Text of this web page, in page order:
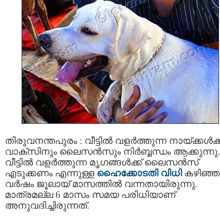
തിരുവനന്തപുരം : വീട്ടിൽ വളർത്തുന്ന
വാക്സിനും ലൈസൻസും നിർബ്ബന്ധം ആക്കുന്നു.
വീട്ടിൽ വളർത്തുന്ന മൃഗങ്ങൾക്ക് ലൈസൻസ്
എടുക്കണം എന്നുള്ള ഹൈക്കോടതി വിധികഴിഞ്ഞ
വര്‍ഷം ജൂലായ് മാസത്തില്‍ വന്നതായിരുന്നു.
മാത്രമല്ല 6 മാസം സമയ പരിധിയാണ്
അനുവദിച്ചിരുന്നത്.